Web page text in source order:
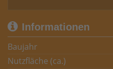
Informationen
Baujahr
Nutzfläche (ca.)